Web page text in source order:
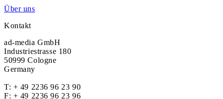
Über uns
Kontakt
ad-media GmbH
Industriestrasse 180
50999 Cologne
Germany
T: + 49 2236 96 23 90
F: + 49 2236 96 23 96